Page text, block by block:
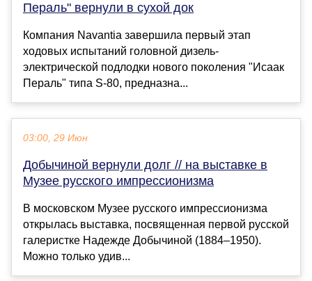
Пераль" вернули в сухой док
Компания Navantia завершила первый этап
ходовых испытаний головной дизель-
электрической подлодки нового поколения "Исаак
Пераль" типа S-80, предназна...
03:00, 29 Июн
Добычиной вернули долг // на выставке в
Музее русского импрессионизма
В московском Музее русского импрессионизма
открылась выставка, посвященная первой русской
галеристке Надежде Добычиной (1884–1950).
Можно только удив...